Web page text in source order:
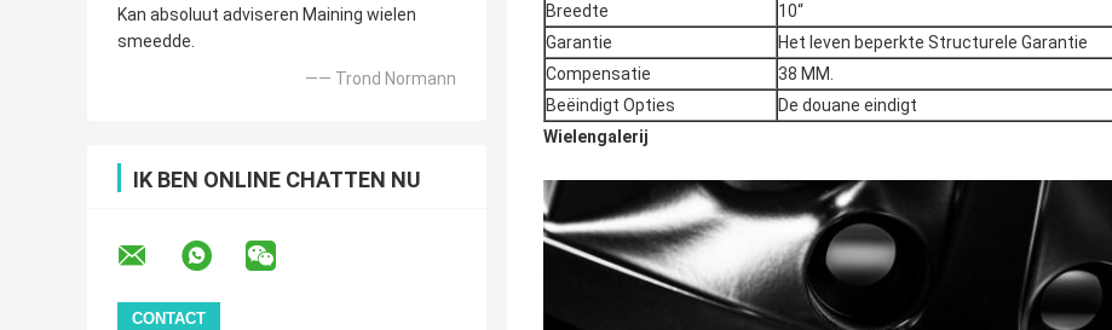
Kan absoluut adviseren Maining wielen
smeedde.
—— Trond Normann
IK BEN ONLINE CHATTEN NU
Breedte
10“
Garantie
Het leven beperkte Structurele Garantie
Compensatie
38 MM.
Beëindigt Opties
De douane eindigt
Wielengalerij